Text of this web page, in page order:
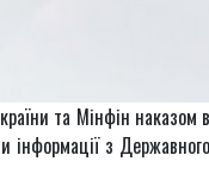
та Мінфін
інформації з